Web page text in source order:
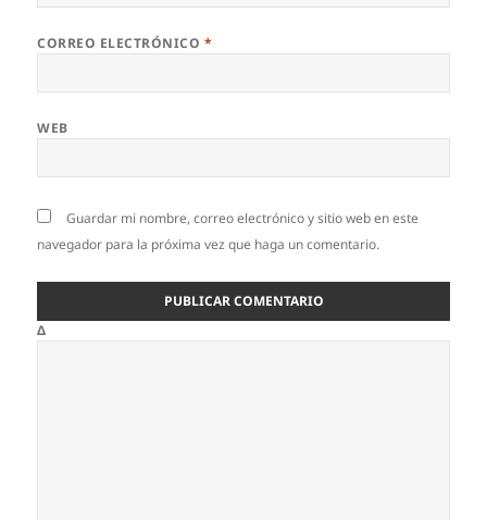
CORREO ELECTRÓNICO *
WEB
Guardar mi nombre, correo electrónico y sitio web en este
navegador para la próxima vez que haga un comentario.
Δ